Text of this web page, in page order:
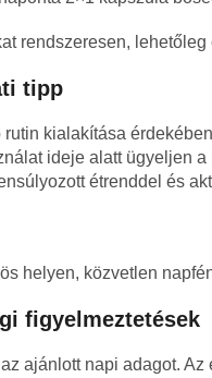
rendszeresen,
tipp
rutin kialakítása
ideje alatt ügyeljen
étrenddel és
helyen, közvetlen
figyelmeztetések
ajánlott napi adagot.